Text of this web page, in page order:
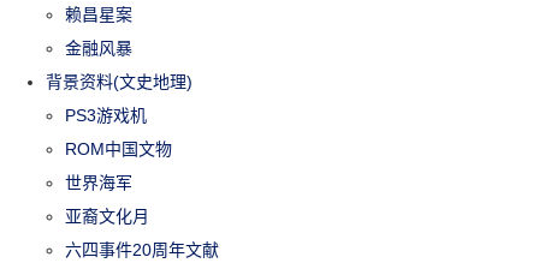
赖昌星案
金融风暴
背景资料(文史地理)
PS3游戏机
ROM中国文物
世界海军
亚裔文化月
六四事件20周年文献